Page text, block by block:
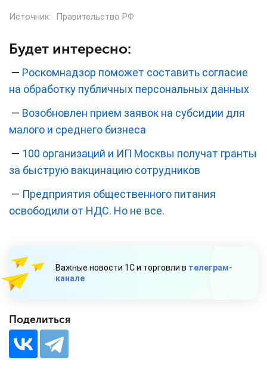
Источник: Правительство РФ
Будет интересно:
— Роскомнадзор поможет составить согласие
на обработку публичных персональных данных
— Возобновлен прием заявок на субсидии для
малого и среднего бизнеса
— 100 организаций и ИП Москвы получат гранты
за быструю вакцинацию сотрудников
— Предприятия общественного питания
освободили от НДС. Но не все.
Важные новости 1С и торговли в телеграм-
канале
Поделиться